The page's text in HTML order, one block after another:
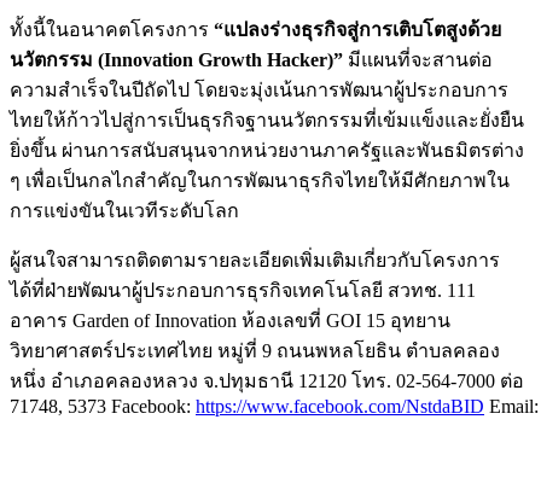
ทั้งนี้ในอนาคตโครงการ “แปลงร่างธุรกิจสู่การเติบโตสูงด้วย
นวัตกรรม (Innovation Growth Hacker)” มีแผนที่จะสานต่อ
ความสำเร็จในปีถัดไป โดยจะมุ่งเน้นการพัฒนาผู้ประกอบการ
ไทยให้ก้าวไปสู่การเป็นธุรกิจฐานนวัตกรรมที่เข้มแข็งและยั่งยืน
ยิ่งขึ้น ผ่านการสนับสนุนจากหน่วยงานภาครัฐและพันธมิตรต่าง
ๆ เพื่อเป็นกลไกสำคัญในการพัฒนาธุรกิจไทยให้มีศักยภาพใน
การแข่งขันในเวทีระดับโลก
ผู้สนใจสามารถติดตามรายละเอียดเพิ่มเติมเกี่ยวกับโครงการ
ได้ที่ฝ่ายพัฒนาผู้ประกอบการธุรกิจเทคโนโลยี สวทช. 111
อาคาร Garden of Innovation ห้องเลขที่ GOI 15 อุทยาน
วิทยาศาสตร์ประเทศไทย หมู่ที่ 9 ถนนพหลโยธิน ตำบลคลอง
หนึ่ง อำเภอคลองหลวง จ.ปทุมธานี 12120 โทร. 02-564-7000 ต่อ
71748, 5373 Facebook: https://www.facebook.com/NstdaBID